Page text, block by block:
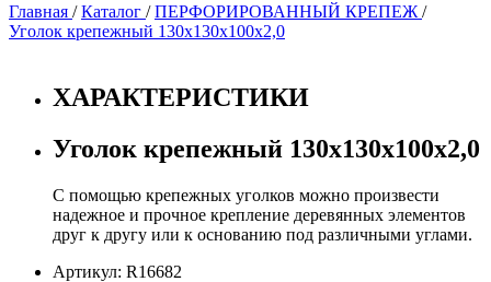
Главная /Каталог /ПЕРФОРИРОВАННЫЙ КРЕПЕЖ /
Уголок крепежный 130х130х100х2,0
ХАРАКТЕРИСТИКИ
Уголок крепежный 130х130х100х2,0
С помощью крепежных уголков можно произвести
надежное и прочное крепление деревянных элементов
друг к другу или к основанию под различными углами.
Артикул: R16682